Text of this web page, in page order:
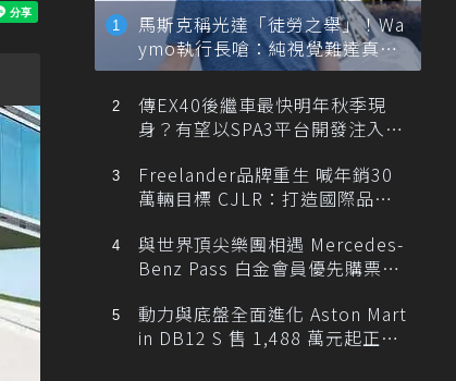
馬斯克稱光達「徒勞之舉」！Wa
ymo執行長嗆：純視覺難達真正
自動駕駛
傳EX40後繼車最快明年秋季現
身？有望以SPA3平台開發注入80
Freelander品牌重生 喊年銷30
萬輛目標 CJLR：打造國際品牌
與世界頂尖樂團相遇 Mercedes-
Benz Pass 白金會員優先購票維
動力與底盤全面進化 Aston Mart
in DB12 S 售 1,488 萬元起正式